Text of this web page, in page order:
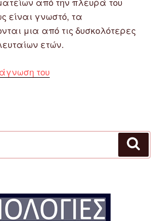
είναι γνωστό, τα
μια από τις δυσκολότερες
ετών.
του“Συνάντηση
τον
του
Δήμου